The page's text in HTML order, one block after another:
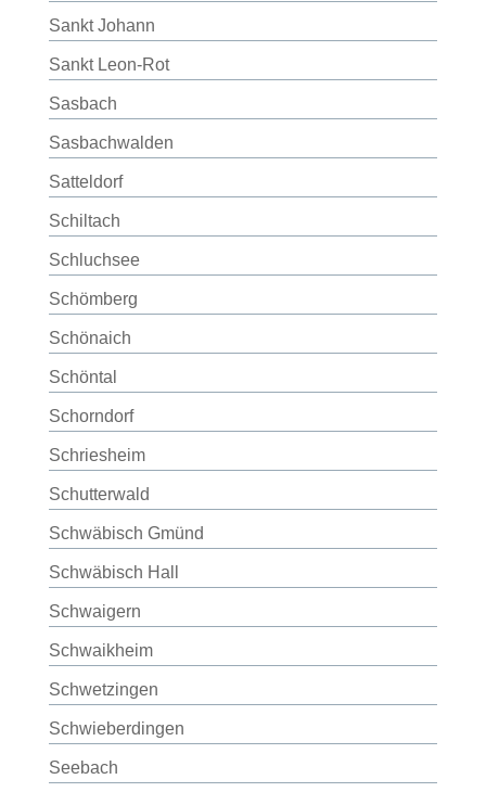
Sankt Johann
Sankt Leon-Rot
Sasbach
Sasbachwalden
Satteldorf
Schiltach
Schluchsee
Schömberg
Schönaich
Schöntal
Schorndorf
Schriesheim
Schutterwald
Schwäbisch Gmünd
Schwäbisch Hall
Schwaigern
Schwaikheim
Schwetzingen
Schwieberdingen
Seebach